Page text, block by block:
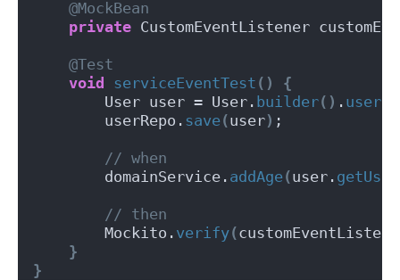
@MockBean
private CustomEventListener
@Test
void serviceEventTest ()
{
        User user = User.
builder() . userNo
        userRepo.
save(user) ;
// when
        domainService.
addAge(user.
// then
        Mockito.
verify(
}
}